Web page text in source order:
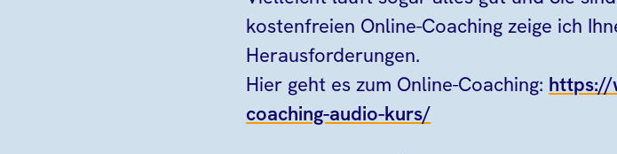
kostenfreien Online-Coaching zeige ich
Herausforderungen.
Hier geht es zum Online-Coaching: https://
coaching-audio-kurs/